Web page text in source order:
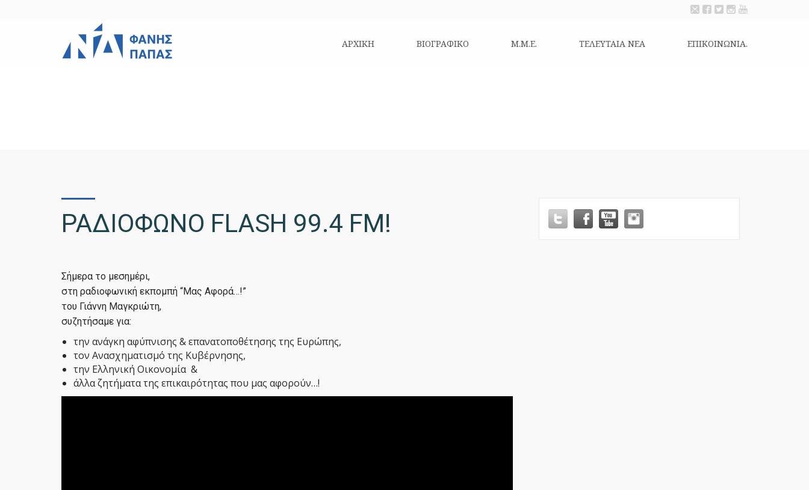
ΑΡΧΙΚΗ ΒΙΟΓΡΑΦΙΚΌ Μ.Μ.Ε. ΤΕΛΕΥΤΑΙΑ ΝΕΑ ΕΠΙΚΟΙΝΩΝΊΑ.
ΡΑΔΙΟΦΩΝΟ FLASH 99.4 FM!
Σήμερα το μεσημέρι,
️στη ραδιοφωνική εκπομπή “Μας Αφορά…!”
του Γιάννη Μαγκριώτη,
συζητήσαμε για:
την ανάγκη αφύπνισης & επανατοποθέτησης της Ευρώπης,
τον Ανασχηματισμό της Κυβέρνησης,
την Ελληνική Οικονομία &
άλλα ζητήματα της επικαιρότητας που μας αφορούν…!